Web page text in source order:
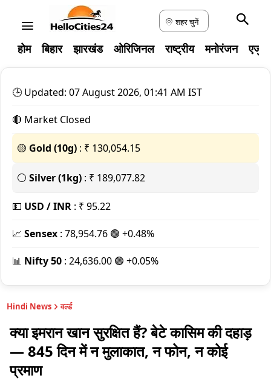
शहर चुनें
होम बिहार झारखंड ओरिजिनल राष्ट्रीय मनोरंजन
🕒 Updated: 07 August 2026, 01:41 AM IST
🔴 Market Closed
🟡 Gold (10g) : ₹ 130,054.15
⚪ Silver (1kg) : ₹ 189,077.82
💵 USD / INR : ₹ 95.22
📈 Sensex : 78,954.76 🟢 +0.48%
📊 Nifty 50 : 24,636.00 🟢 +0.05%
Hindi News वर्ल्ड
क्या इमरान खान सुरक्षित हैं? बेटे कासिम की दहाड़
— 845 दिन में न मुलाकात, न फोन, न कोई
प्रमाण